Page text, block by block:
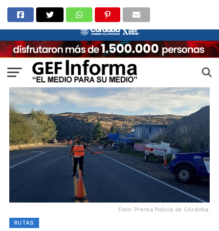
Foto: Prensa Policía de Córdoba.
RUTAS